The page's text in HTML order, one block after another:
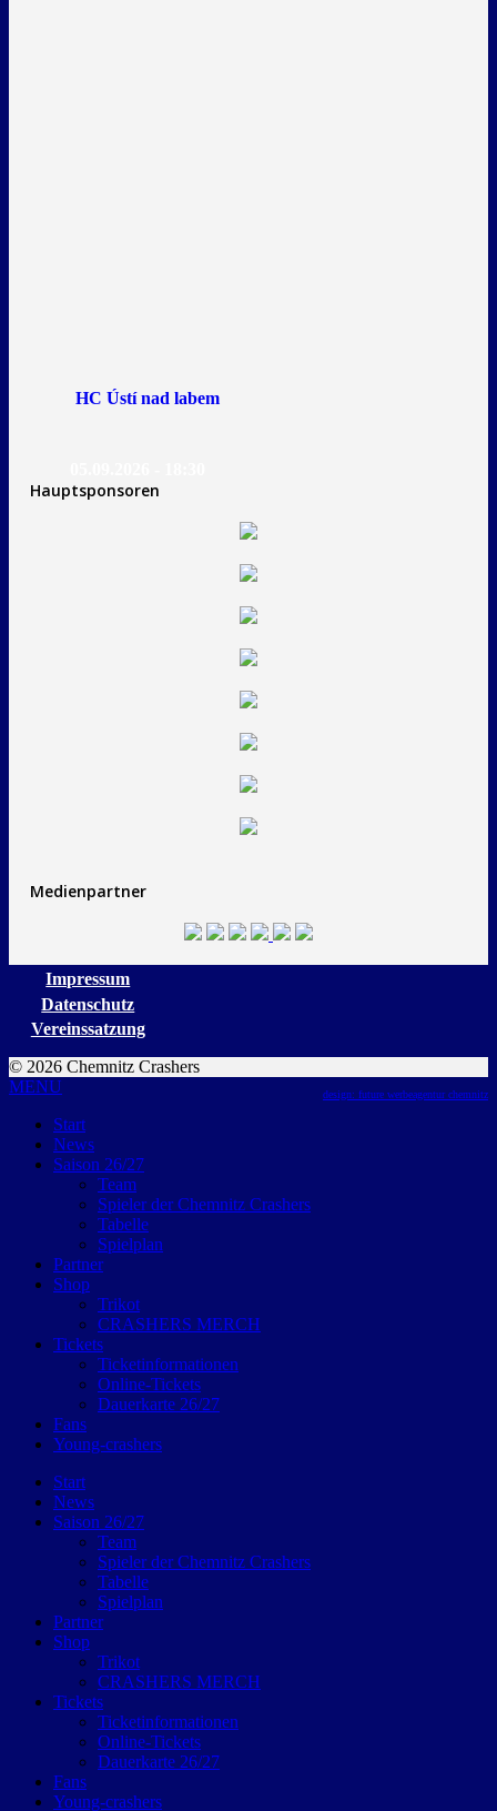
HC Ústí nad labem
Hauptsponsoren
Medienpartner
Impressum
Datenschutz
Vereinssatzung
© 2026 Chemnitz Crashers
design: future werbeagentur chemnitz
MENU
Start
News
Saison 26/27
Team
Spieler der Chemnitz Crashers
Tabelle
Spielplan
Partner
Shop
Trikot
CRASHERS MERCH
Tickets
Ticketinformationen
Online-Tickets
Dauerkarte 26/27
Fans
Young-crashers
Start
News
Saison 26/27
Team
Spieler der Chemnitz Crashers
Tabelle
Spielplan
Partner
Shop
Trikot
CRASHERS MERCH
Tickets
Ticketinformationen
Online-Tickets
Dauerkarte 26/27
Fans
Young-crashers